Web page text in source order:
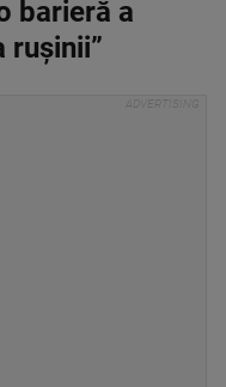
barieră a
rușinii”